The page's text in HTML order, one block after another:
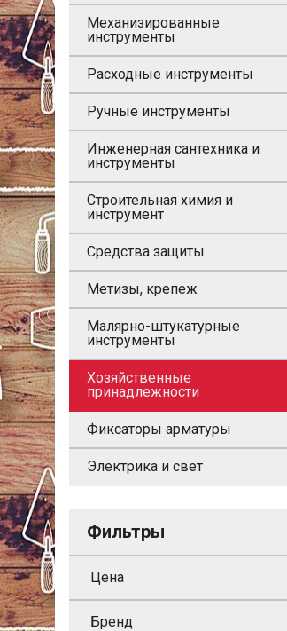
Механизированные
инструменты
Расходные инструменты
Ручные инструменты
Инженерная сантехника и
инструменты
Строительная химия и
инструмент
Средства защиты
Метизы, крепеж
Малярно-штукатурные
инструменты
Хозяйственные
принадлежности
Фиксаторы арматуры
Электрика и свет
Фильтры
Цена
Бренд